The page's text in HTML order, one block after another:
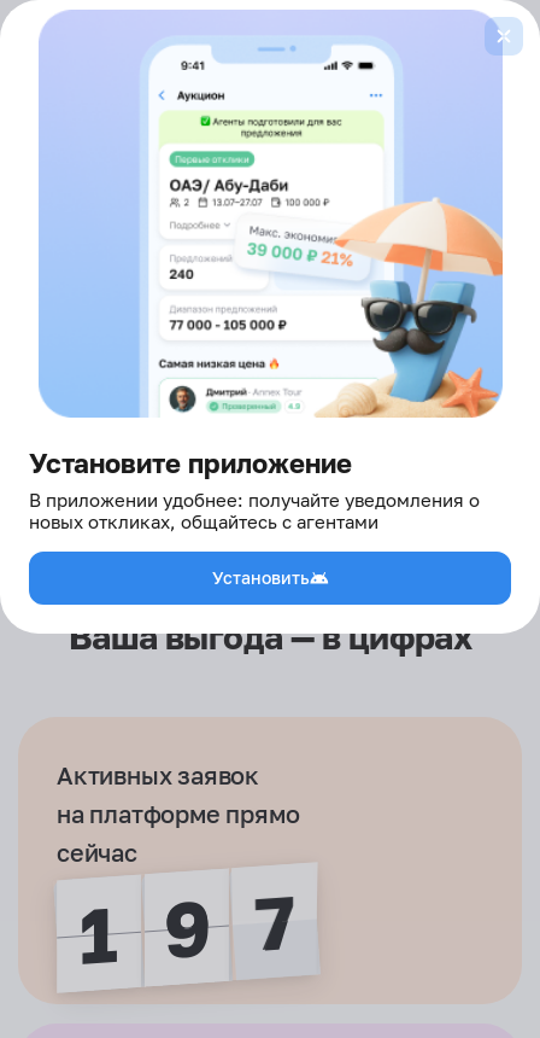
здесь борются за ваш отдых
Зарабатывайте
больше
на туристическом
бизнесе
Начните и получите доступ к тысячам
Для организаторов
Ваша выгода — в цифрах
1
1
1
1 9
9
9
9 9
9
9
9
Активных заявок
на платформе прямо
сейчас
Установите приложение
В приложении удобнее: получайте уведомления о
новых откликах, общайтесь с агентами
Установить